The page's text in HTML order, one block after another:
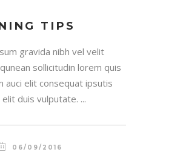
TIPS
gravida nibh vel velit
sollicitudin lorem quis
auci elit consequat ipsutis
duis vulputate. ...
06/09/2016